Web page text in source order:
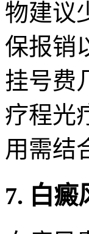
物建议
保报销
挂号费
疗程光
用需结
7. 白癜